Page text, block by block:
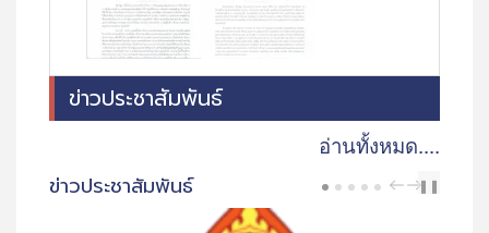
ข่าวประชาสัมพันธ์
อ่านทั้งหมด....
ข่าวประชาสัมพันธ์ PREV
NEXT
❚❚